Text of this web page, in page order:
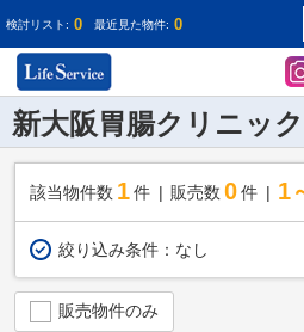
検討リスト: 0 最近見た物件: 0
新大阪胃腸クリニッ
該当物件数 1件 販売数 0 件 1
絞り込み条件： なし
販売物件のみ